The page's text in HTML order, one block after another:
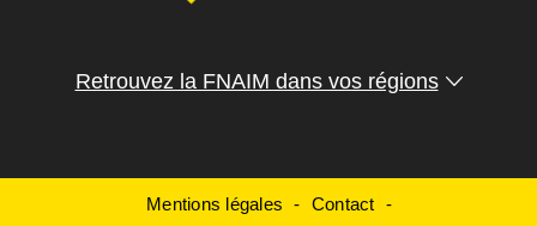
Retrouvez la FNAIM dans vos régions
Mentions légales Contact